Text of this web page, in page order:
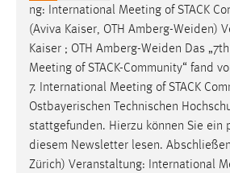
ng: International Meeting of STACK
(Aviva Kaiser, OTH Amberg-Weiden)
Kaiser ; OTH Amberg-Weiden Das
Meeting of STACK-Community“ fand
7. International Meeting of STACK
Ostbayerischen Technischen
stattgefunden. Hierzu können Sie ein
diesem Newsletter lesen.
Zürich) Veranstaltung: International
Zweck:
Conversion-Tracking
Cookie Laufzeit:
3 Monate
Facebook Pixel
Name: